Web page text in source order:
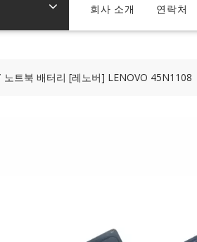
회사 소개 연락처
노트북 배터리 [레노버] LENOVO 45N1108